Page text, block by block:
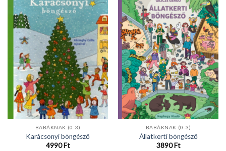
BABÁKNAK (0-3)
Karácsonyi böngésző
4990Ft
BABÁKNAK (0-3)
Állatkerti böngésző
3890Ft